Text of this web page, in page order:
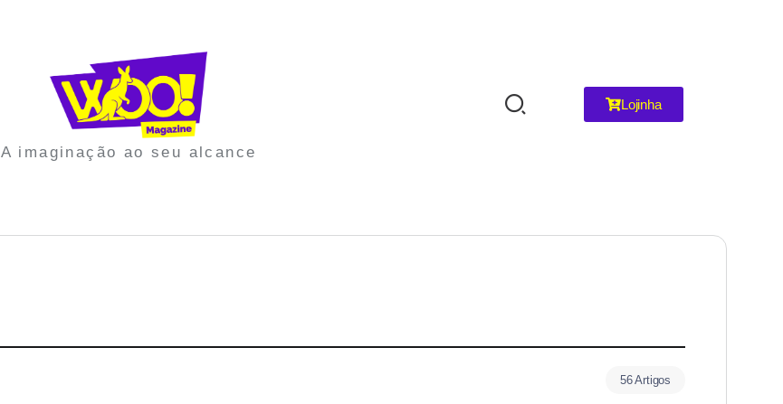
A imaginação ao seu alcance
Lojinha
56 Artigos